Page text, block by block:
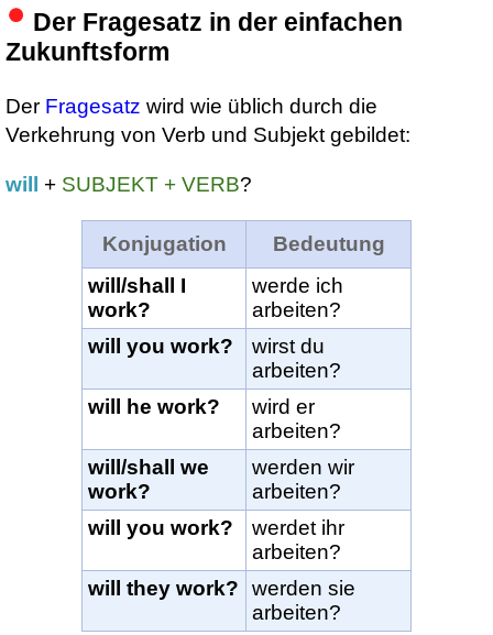
Der Fragesatz in der einfachen
Zukunftsform
Der Fragesatz wird wie üblich durch die
Verkehrung von Verb und Subjekt gebildet:
will + SUBJEKT + VERB?
Konjugation
Bedeutung
will/shall I
work?
werde ich
arbeiten?
will you work?
wirst du
arbeiten?
will he work?
wird er
arbeiten?
will/shall we
work?
werden wir
arbeiten?
will you work?
werdet ihr
arbeiten?
will they work?
werden sie
arbeiten?